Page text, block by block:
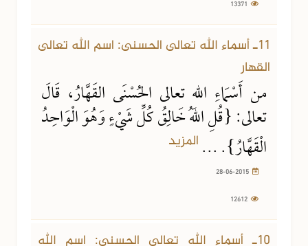
11ـ أسماء الله تعالى الحسنى: اسم الله تعالى
القهار
من أَسْمَاءِ اللهِ تعالى الحُسْنَى القَهَّارُ، قَالَ
تعالى: {قُلِ اللهُ خَالِقُ كُلِّ شَيْءٍ وَهُوَ الْوَاحِدُ
الْقَهَّارُ}. ... المزيد
10ـ أسماء الله تعالى الحسنى: اسم الله